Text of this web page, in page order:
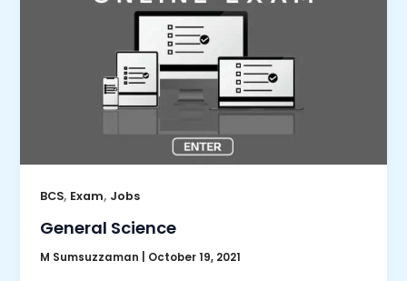
BCS, Exam, Jobs
General Science
M Sumsuzzaman October 19, 2021